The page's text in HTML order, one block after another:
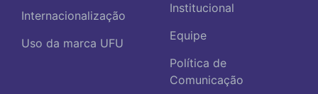
Internacionalização
Uso da marca UFU
Institucional
Equipe
Política de
Comunicação